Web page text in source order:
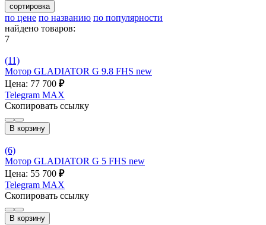
сортировка
по цене по названию по популярности
найдено товаров:
7
(11)
Мотор GLADIATOR G 9.8 FHS new
Цена: 77 700 ₽
Telegram MAX
Скопировать ссылку
В корзину
(6)
Мотор GLADIATOR G 5 FHS new
Цена: 55 700 ₽
Telegram MAX
Скопировать ссылку
В корзину